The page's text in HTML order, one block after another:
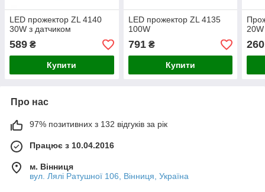
LED прожектор ZL 4140
30W з датчиком
589 ₴
Купити
LED прожектор ZL 4135
100W
791₴
Купити
20W
260
Про нас
97% позитивних з 132 відгуків за рік
Працює з 10.04.2016
м. Вінниця
вул. Лялі Ратушної 106, Вінниця, Україна